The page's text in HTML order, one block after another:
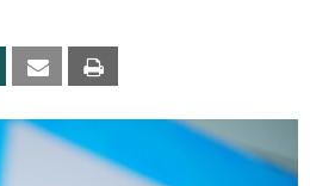
Xing Email